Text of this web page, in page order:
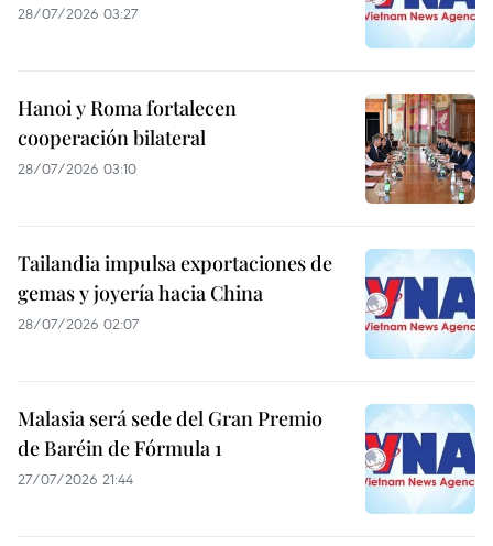
28/07/2026 03:27
Hanoi y Roma fortalecen
cooperación bilateral
28/07/2026 03:10
Tailandia impulsa exportaciones de
gemas y joyería hacia China
28/07/2026 02:07
Malasia será sede del Gran Premio
de Baréin de Fórmula 1
27/07/2026 21:44